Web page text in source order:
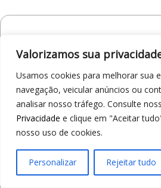
Valorizamos sua
Usamos cookies para melhorar sua
navegação, veicular anúncios ou
analisar nosso tráfego. Consulte
Privacidade e clique em "Aceitar
nosso uso de cookies.
Personalizar Rejeitar tudo
Av. Carlos Pereira da Silva, 6000 -
19
97414-5412
COMO CHEGAR